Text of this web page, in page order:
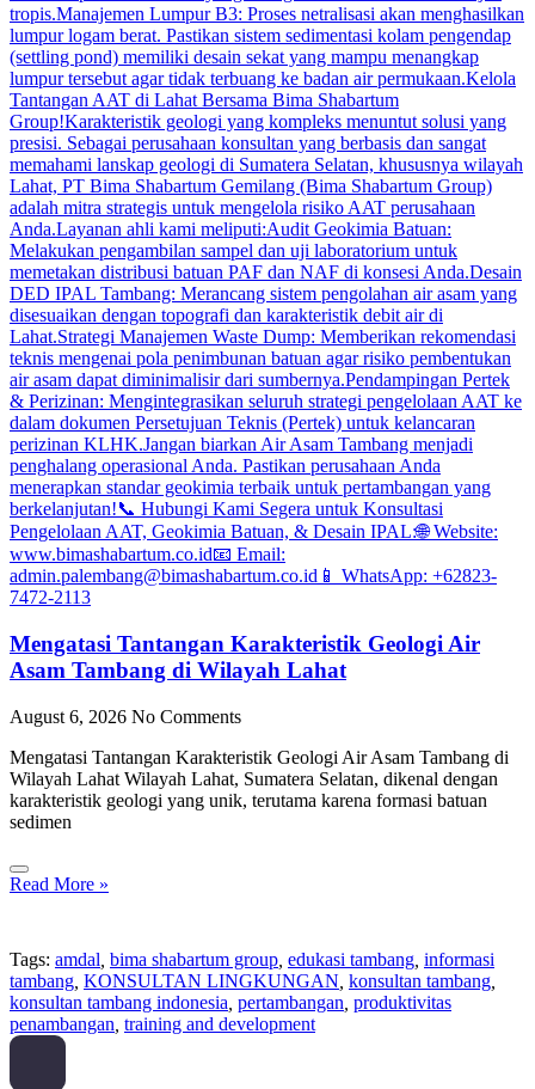
Mengatasi Tantangan Karakteristik Geologi Air
Asam Tambang di Wilayah Lahat
August 6, 2026 No Comments
Mengatasi Tantangan Karakteristik Geologi Air Asam Tambang di
Wilayah Lahat Wilayah Lahat, Sumatera Selatan, dikenal dengan
karakteristik geologi yang unik, terutama karena formasi batuan
sedimen
Read More »
Tags: amdal bima shabartum group edukasi tambang informasi
tambang KONSULTAN LINGKUNGAN konsultan tambang
konsultan tambang indonesia pertambangan produktivitas
penambangan training and development